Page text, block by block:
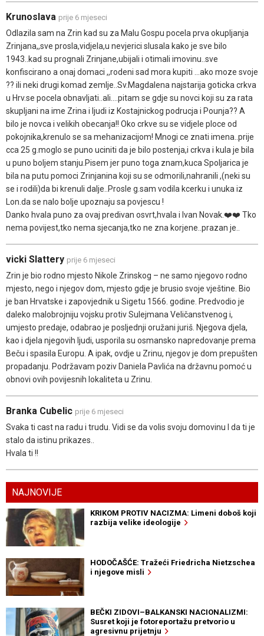
Krunoslava prije 6 mjeseci
Odlazila sam na Zrin kad su za Malu Gospu pocela prva okupljanja
Zrinjana,,sve prosla,vidjela,u nevjerici slusala kako je sve bilo
1943..kad su prognali Zrinjane,ubijali i otimali imovinu..sve
konfiscirano a onaj domaci ,,rodeni sad mora kupiti ...ako moze svoje
?? ili neki drugi komad zemlje..Sv.Magdalena najstarija goticka crkva
u Hrv.se pocela obnavljati..ali....pitam se gdje su novci koji su za rata
skupljani na ime Zrina i ljudi iz Kostajnickog podrucja i Pounja?? A
bilo je novca i velikih obecanja!! Oko crkve su se vidjele ploce od
pokojnika,krenulo se sa mehanizacijom! Mnogi ce znati imena..prije
cca 25 g.moglo se puno uciniti da je bilo postenja,i crkva i kula je bila
u puno boljem stanju.Pisem jer puno toga znam,kuca Spoljarica je
bila na putu pomoci Zrinjanina koji su se odmorili,nahranili ,(neki su
se i rodili)da bi krenuli dalje..Prosle g.sam vodila kcerku i unuka iz
Lon.da se nalo bolje upoznaju sa povjescu !
Danko hvala puno za ovaj predivan osvrt,hvala i Ivan Novak.❤️❤️ Tko
nema povijest,tko nema sjecanja,tko ne zna korjene..prazan je..
vicki Slattery prije 6 mjeseci
Zrin je bio rodno mjesto Nikole Zrinskog – ne samo njegovo rodno
mjesto, nego i njegov dom, mjesto gdje je brusio svoje vještine. Bio
je ban Hrvatske i zapovjednik u Sigetu 1566. godine. Predvodio je
daleko malobrojniju vojsku protiv Sulejmana Veličanstvenog i,
umjesto predaje, odabrao je posljednji oružani juriš. Njegova djela,
kao i djela njegovih ljudi, usporila su osmansko napredovanje prema
Beču i spasila Europu. A ipak, ovdje u Zrinu, njegov je dom prepušten
propadanju. Podržavam poziv Daniela Pavlića na državnu pomoć u
obnovi ovih povijesnih lokaliteta u Zrinu.
Branka Cubelic prije 6 mjeseci
Svaka ti cast na radu i trudu. Vidi se da volis svoju domovinu I da ti je
stalo da istinu prikazes..
Hvala ti !!
NAJNOVIJE
KRIKOM PROTIV NACIZMA: Limeni doboš koji
razbija velike ideologije
HODOČAŠĆE: Tražeći Friedricha Nietzschea
i njegove misli
BEČKI ZIDOVI–BALKANSKI NACIONALIZMI:
Susret koji je fotoreportažu pretvorio u
agresivnu prijetnju